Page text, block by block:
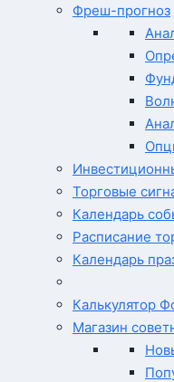
Фреш-прогноз
Торговые
Календарь
Расписание
Календарь
Калькулятор
Магазин